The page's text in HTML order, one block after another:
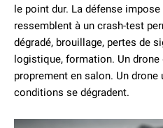
le point dur. La défense
ressemblent à un crash-test
dégradé, brouillage, pertes de
logistique, formation. Un
proprement en salon. Un
conditions se dégradent.